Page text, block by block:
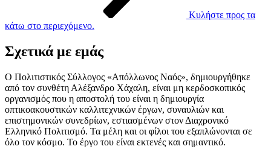
Κυλήστε προς τα
κάτω στο περιεχόμενο.
Σχετικά με εμάς
Ο Πολιτιστικός Σύλλογος «Απόλλωνος Ναός», δημιουργήθηκε
από τον συνθέτη Αλέξανδρο Χάχαλη, είναι μη κερδοσκοπικός
οργανισμός που η αποστολή του είναι η δημιουργία
οπτικοακουστικών καλλιτεχνικών έργων, συναυλιών και
επιστημονικών συνεδρίων, εστιασμένων στον Διαχρονικό
Ελληνικό Πολιτισμό. Τα μέλη και οι φίλοι του εξαπλώνονται σε
όλο τον κόσμο. Το έργο του είναι εκτενές και σημαντικό.